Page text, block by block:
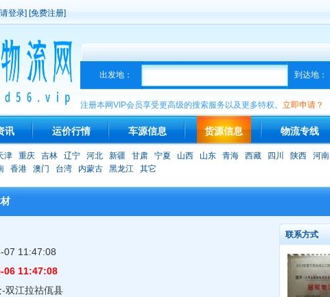
[请登录] [免费注册]
出发地： 到达地：
注册本网VIP会员享受更高级的搜索服务以及更多特权。 立即申请？
讯 运价行情 车源信息 货源信息 物流专线
津 重庆 吉林 辽宁 河北 新疆 甘肃 宁夏 山西 山东 青海 西藏 四川 陕西 河南
香港 澳门 台湾 内蒙古 黑龙江 其它
07 11:47:08
06 11:47:08
双江拉祜佤县
联系方式